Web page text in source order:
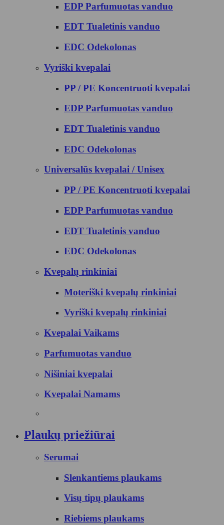
EDP Parfumuotas vanduo
EDT Tualetinis vanduo
EDC Odekolonas
Vyriški kvepalai
PP / PE Koncentruoti kvepalai
EDP Parfumuotas vanduo
EDT Tualetinis vanduo
EDC Odekolonas
Universalūs kvepalai / Unisex
PP / PE Koncentruoti kvepalai
EDP Parfumuotas vanduo
EDT Tualetinis vanduo
EDC Odekolonas
Kvepalų rinkiniai
Moteriški kvepalų rinkiniai
Vyriški kvepalų rinkiniai
Kvepalai Vaikams
Parfumuotas vanduo
Nišiniai kvepalai
Kvepalai Namams
Plaukų priežiūrai
Serumai
Slenkantiems plaukams
Visų tipų plaukams
Riebiems plaukams